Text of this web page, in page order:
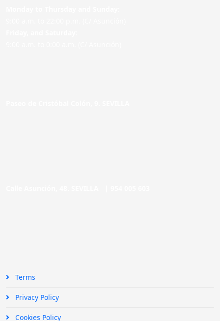
Terms
Privacy Policy
Cookies Policy